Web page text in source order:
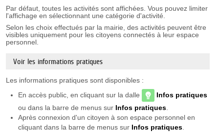
Par défaut, toutes les activités sont affichées. Vous pouvez limiter
l'affichage en sélectionnant une catégorie d'activité.
Selon les choix effectués par la mairie, des activités peuvent être
visibles uniquement pour les citoyens connectés à leur espace
personnel.
Voir les informations pratiques
Les informations pratiques sont disponibles :
En accès public, en cliquant sur la dalle
Infos pratiques
ou dans la barre de menus sur Infos pratiques.
Après connexion d'un citoyen à son espace personnel en
cliquant dans la barre de menus sur Infos pratiques.